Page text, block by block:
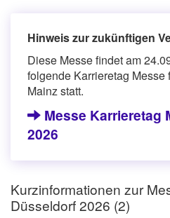
Hinweis zur zukünftigen
Diese Messe findet am
folgende Karrieretag Messe
Mainz statt.
Messe Karrieretag
2026
Kurzinformationen zur
Düsseldorf 2026 (2)